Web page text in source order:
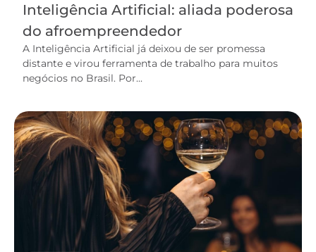
Inteligência Artificial: aliada poderosa
do afroempreendedor
A Inteligência Artificial já deixou de ser promessa
distante e virou ferramenta de trabalho para muitos
negócios no Brasil. Por...